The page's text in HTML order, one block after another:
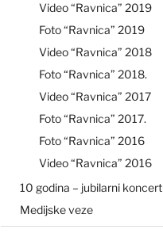
Video “Ravnica” 2019
Foto “Ravnica” 2019
Video “Ravnica” 2018
Foto “Ravnica” 2018.
Video “Ravnica” 2017
Foto “Ravnica” 2017.
Foto “Ravnica” 2016
Video “Ravnica” 2016
10 godina – jubilarni koncert
Medijske veze